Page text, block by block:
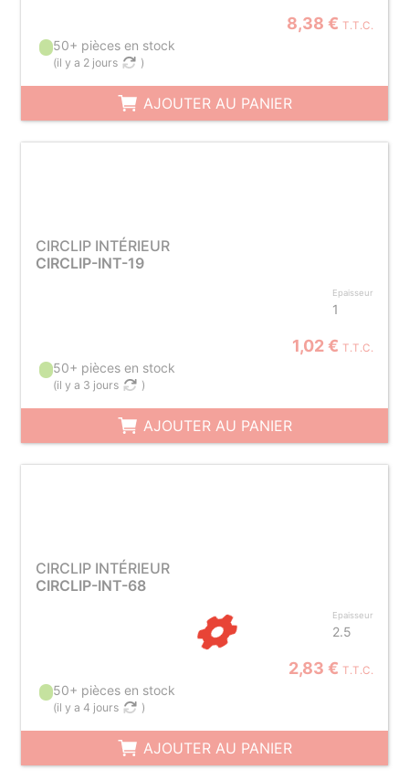
8,38 € T.T.C.
50+ pièces en stock
(il y a 2 jours )
AJOUTER AU PANIER
CIRCLIP INTÉRIEUR
CIRCLIP-INT-19
Epaisseur
1
1,02 € T.T.C.
50+ pièces en stock
(il y a 3 jours )
AJOUTER AU PANIER
CIRCLIP INTÉRIEUR
CIRCLIP-INT-68
Epaisseur
2.5
2,83 € T.T.C.
50+ pièces en stock
(il y a 4 jours )
AJOUTER AU PANIER